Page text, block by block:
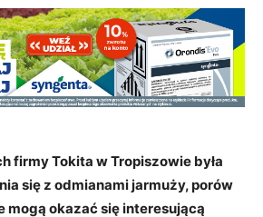
firmy Tokita w Tropiszowie była
się z odmianami jarmuży, porów
mogą okazać się interesującą